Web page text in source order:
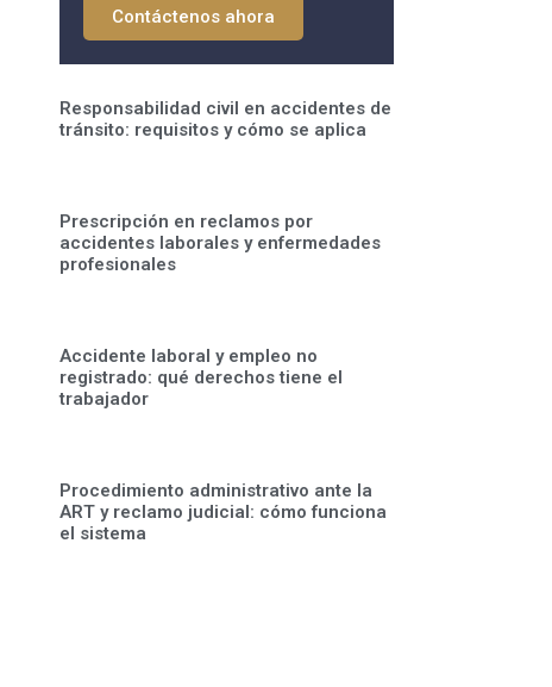
Contáctenos ahora
Responsabilidad civil en accidentes de
tránsito: requisitos y cómo se aplica
Prescripción en reclamos por
accidentes laborales y enfermedades
profesionales
Accidente laboral y empleo no
registrado: qué derechos tiene el
trabajador
Procedimiento administrativo ante la
ART y reclamo judicial: cómo funciona
el sistema